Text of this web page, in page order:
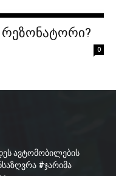
0
ავტომობილების
#ჯარიმა